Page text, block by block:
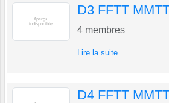
D3 FFTT
4 membres
Lire la suite
D4 FFTT